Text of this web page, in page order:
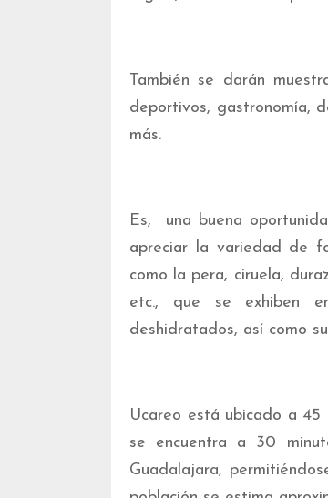
También se darán
deportivos, gastronomía,
más.
Es, una buena
apreciar la variedad de
como la pera, ciruela,
etc., que se exhiben
deshidratados, así como
Ucareo está ubicado a
se encuentra a 30
Guadalajara,